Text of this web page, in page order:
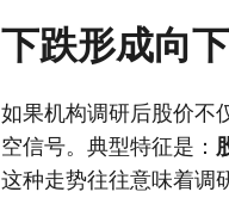
下跌形成向
如果机构调研后股价不
空信号。典型特征是：
这种走势往往意味着调